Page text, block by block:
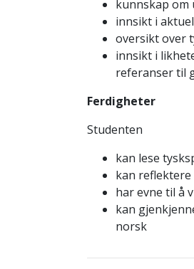
kunnskap
innsikt i
oversikt over
innsikt i
referanser til
Ferdigheter
Studenten
kan lese
kan
har evne til å
kan
norsk